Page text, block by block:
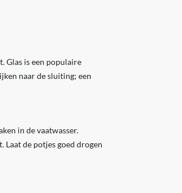
Glas is een populaire
naar de sluiting; een
in de vaatwasser.
Laat de potjes goed drogen